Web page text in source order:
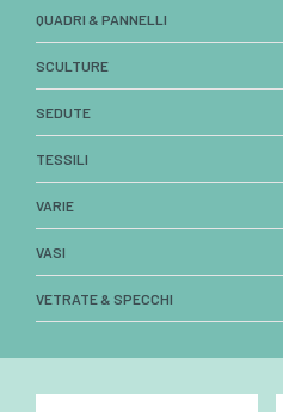
QUADRI & PANNELLI
SCULTURE
SEDUTE
TESSILI
VARIE
VASI
VETRATE & SPECCHI